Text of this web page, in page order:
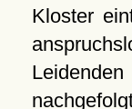
Kloster